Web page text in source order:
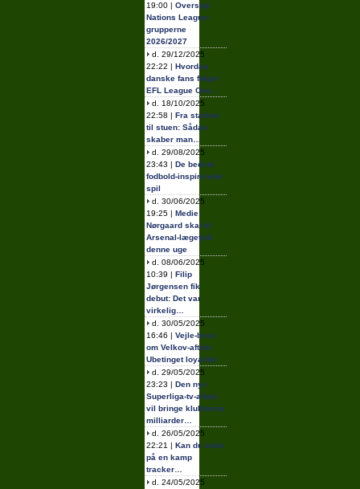
19:00 | Oversigt:
Nations League-
grupperne
2026/2027
d. 29/12/2025
22:22 | Hvordan
danske fans følger
EFL League One…
d. 18/10/2025
22:58 | Fra stadion
til stuen: Sådan
skaber man…
d. 29/08/2025
23:43 | De bedste
fodbold-inspirerede
spil
d. 30/06/2025
19:25 | Medie:
Nørgaard skal til
Arsenal-lægetjek
denne uge
d. 08/06/2025
10:39 | Filip
Jørgensen fik
debut: Det var
virkelig…
d. 30/05/2025
16:46 | Vejle-boss
om Velkov-aftale:
Ubetinget loyalitet
d. 29/05/2025
23:23 | Den nye
Superliga-tv-aftale
vil bringe klubberne
milliarder…
d. 26/05/2025
22:21 | Kan du stole
på en kamp
tracker…
d. 24/05/2025